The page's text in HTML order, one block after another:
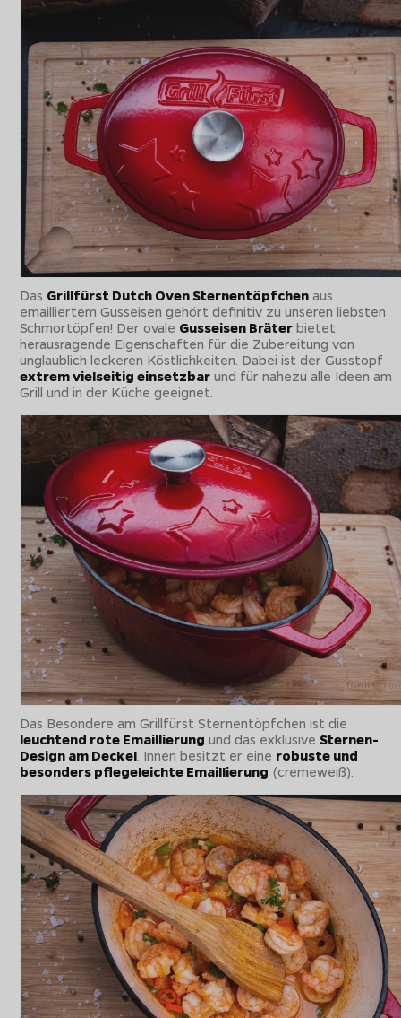
Das Grillfürst Dutch Oven Sternentöpfchen aus
emailliertem Gusseisen gehört definitiv zu unseren liebsten
Schmortöpfen! Der ovale Gusseisen Bräter bietet
herausragende Eigenschaften für die Zubereitung von
unglaublich leckeren Köstlichkeiten. Dabei ist der Gusstopf
extrem vielseitig einsetzbar und für nahezu alle Ideen am
Grill und in der Küche geeignet.
Das Besondere am Grillfürst Sternentöpfchen ist die
leuchtend rote Emaillierung und das exklusiveSternen-
Design am Deckel. Innen besitzt er eine robuste und
besonders pflegeleichte Emaillierung (cremeweiß).